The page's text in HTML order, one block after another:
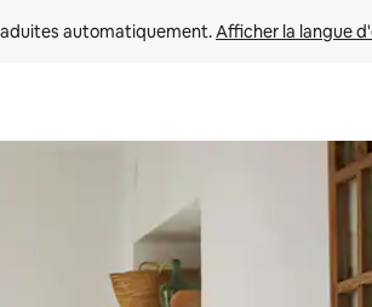
automatiquement. Afficher la langue